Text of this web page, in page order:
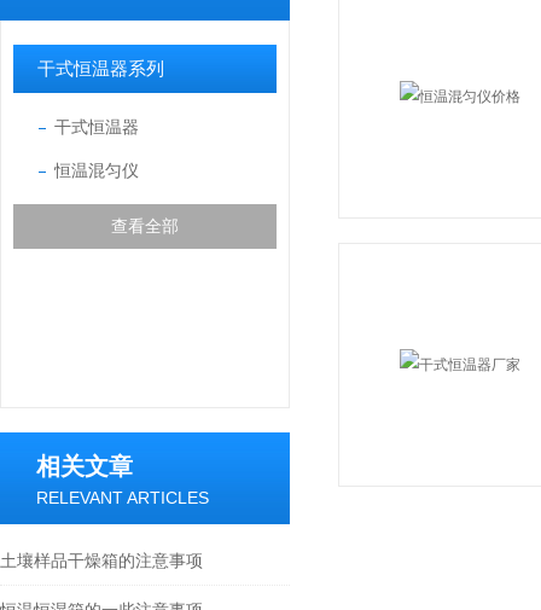
干式恒温器系列
干式恒温器
恒温混匀仪
查看全部
相关文章
RELEVANT ARTICLES
土壤样品干燥箱的注意事项